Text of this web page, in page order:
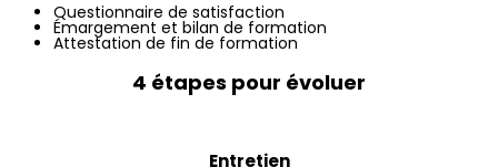
Questionnaire de satisfaction
Émargement et bilan de formation
Attestation de fin de formation
4 étapes pour évoluer
Entretien